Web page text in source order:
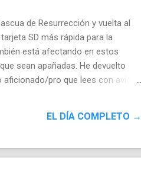
de Resurrección y vuelta al
SD más rápida para la
está afectando en estos
sean apañadas. He devuelto
pro que lees con avidez
de Sony está equivocado y
SIN comprimir y SINGLE
EL DÍA COMPLETO →